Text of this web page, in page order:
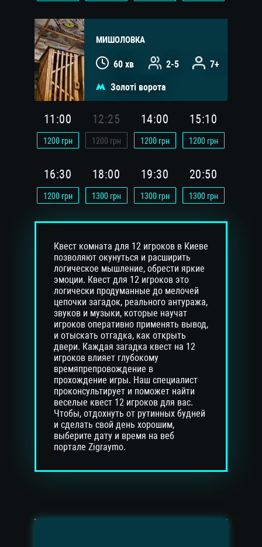
МИШОЛОВКА
60 хв 2-5 7+
Золоті ворота
11:00
1200грн
12:25
1200 грн
14:00
1200грн
15:10
1200грн
16:30
1200грн
18:00
1300грн
19:30
1300грн
20:50
1300грн
Квест комната для 12 игроков в Киеве
позволяют окунуться и расширить
логическое мышление, обрести яркие
эмоции. Квест для 12 игроков это
логически продуманные до мелочей
цепочки загадок, реального антуража,
звуков и музыки, которые научат
игроков оперативно применять вывод,
и отыскать отгадка, как открыть
двери. Каждая загадка квест на 12
игроков влияет глубокому
времяпрепровождение в
прохождение игры. Наш специалист
проконсультирует и поможет найти
веселые квест 12 игроков для вас.
Чтобы, отдохнуть от рутинных будней
и сделать свой день хорошим,
выберите дату и время на веб
портале Zigraymo.